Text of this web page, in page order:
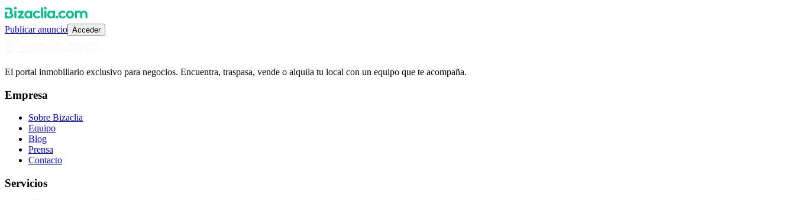
Publicar anuncio Acceder
El portal inmobiliario exclusivo para negocios. Encuentra, traspasa, vende o alquila tu local con un equipo que te acompaña.
Empresa
Sobre Bizaclia
Equipo
Blog
Prensa
Contacto
Servicios